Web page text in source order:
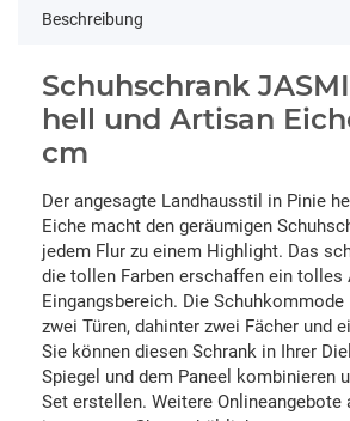
Beschreibung
Schuhschrank
hell und Artisan
cm
Der angesagte Landhausstil in Pinie
Eiche macht den geräumigen
jedem Flur zu einem Highlight. Das
die tollen Farben erschaffen ein tolles
Eingangsbereich. Die
zwei Türen, dahinter zwei Fächer und
Sie können diesen Schrank in Ihrer
Spiegel und dem Paneel kombinieren
Set erstellen. Weitere Onlineangebote